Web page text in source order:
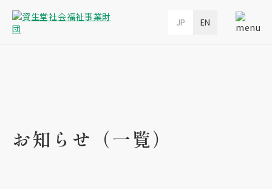
JP EN
お知らせ（一覧）